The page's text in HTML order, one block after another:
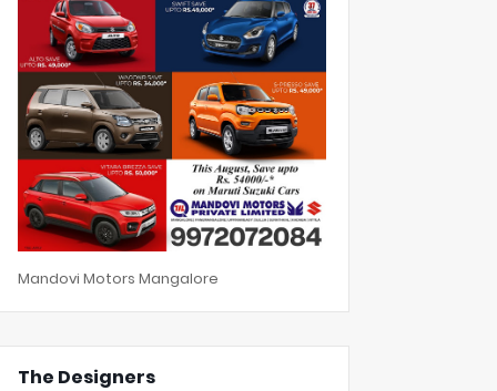
Mandovi Motors Mangalore
The Designers